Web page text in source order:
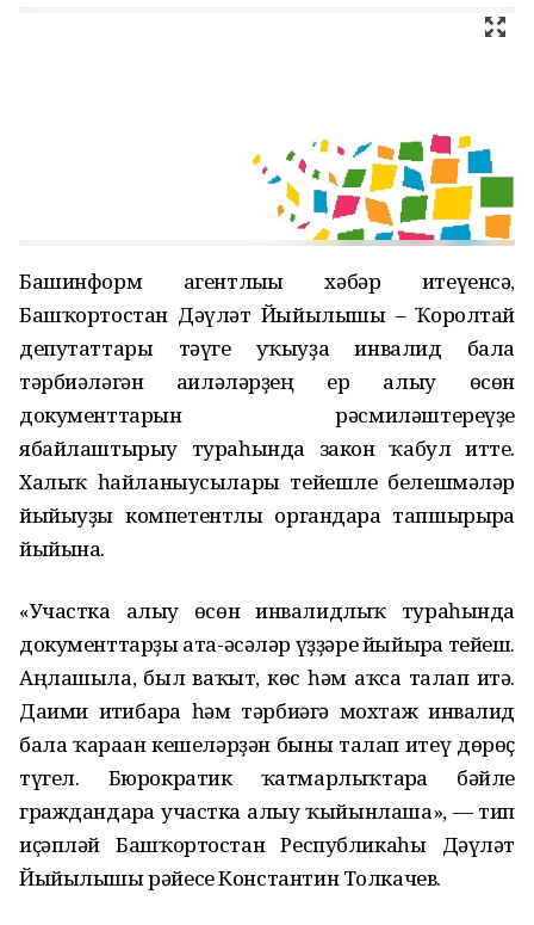
Башинформ агентлығы хәбәр итеүенсә,
Башҡортостан Дәүләт Йыйылышы – Ҡоролтай
депутаттары тәүге уҡыуҙа инвалид бала
тәрбиәләгән ғаиләләрҙең ер алыу өсөн
документтарын рәсмиләштереүҙе
ябайлаштырыу тураһында закон ҡабул итте.
Халыҡ һайланыусылары тейешле белешмәләр
йыйыуҙы компетентлы органдарға тапшырырға
йыйына.
«Участка алыу өсөн инвалидлыҡ тураһында
документтарҙы ата-әсәләр үҙҙәре йыйырға тейеш.
Аңлашыла, был ваҡыт, көс һәм аҡса талап итә.
Даими иғтибарға һәм тәрбиәгә мохтаж инвалид
бала ҡараған кешеләрҙән быны талап итеү дөрөҫ
түгел. Бюрократик ҡатмарлыҡтарға бәйле
граждандарға участка алыу ҡыйынлаша», — тип
иҫәпләй Башҡортостан Республикаһы Дәүләт
Йыйылышы рәйесе Константин Толкачев.